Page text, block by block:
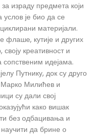
израду предмета који
је био да се
материјали.
флаше, кутије и других
креативност и
сопственим идејама.
Путнику, док су друго
Марко Милићев и
су дали свој
како вишак
без одбацивања и
да брине о